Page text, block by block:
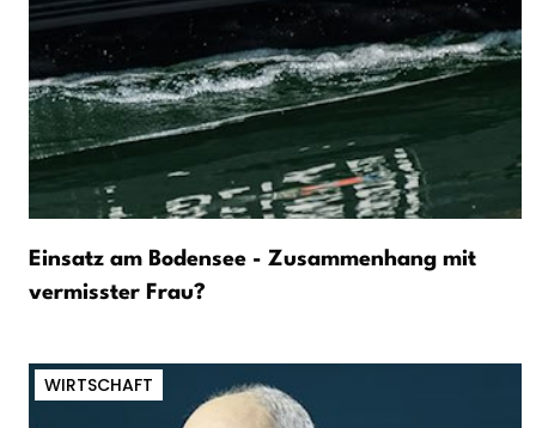
Einsatz am Bodensee - Zusammenhang mit
vermisster Frau?
WIRTSCHAFT